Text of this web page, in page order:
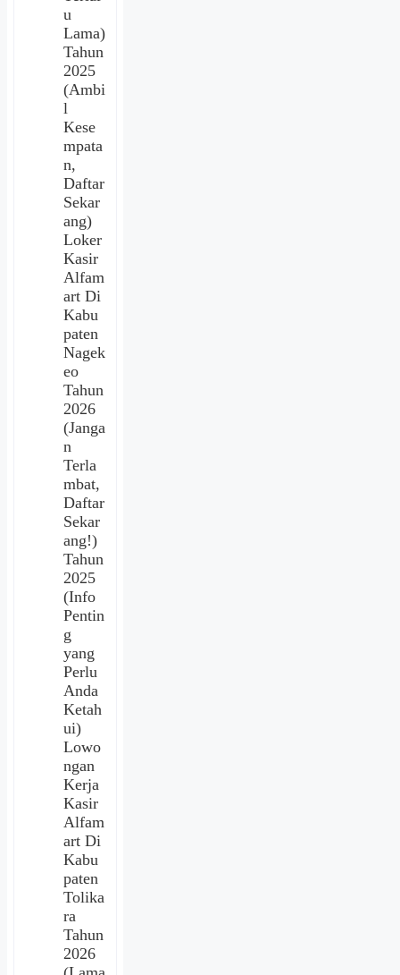
u
Lama)
Tahun
2025
(Ambi
l
Kese
mpata
n,
Daftar
Sekar
ang)
Loker
Kasir
Alfam
art Di
Kabu
paten
Nagek
eo
Tahun
2026
(Janga
n
Terla
mbat,
Daftar
Sekar
ang!)
Tahun
2025
(Info
Pentin
g
yang
Perlu
Anda
Ketah
ui)
Lowo
ngan
Kerja
Kasir
Alfam
art Di
Kabu
paten
Tolika
ra
Tahun
2026